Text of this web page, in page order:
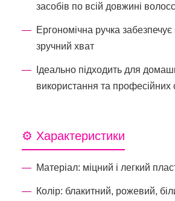
засобів по всій довжині
Ергономічна ручка забезпечує
зручний хват
Ідеально підходить для
використання та професійних
⚙️ Характеристики
Матеріал: міцний і легкий
Колір: блакитний, рожевий,